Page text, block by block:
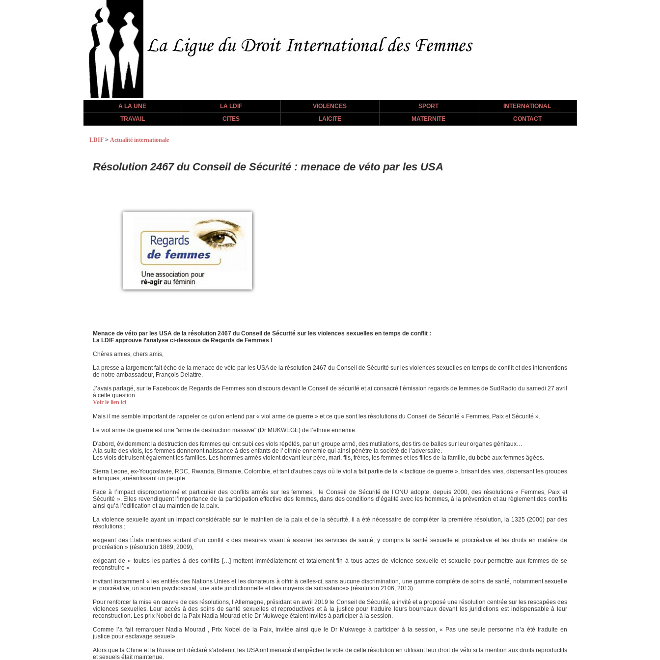
A LA UNE LA LDIF VIOLENCES SPORT
INTERNATIONAL
TRAVAIL
CITES LAICITE MATERNITE CONTACT
LDIF > Actualité internationale
Résolution 2467 du Conseil de Sécurité : menace de véto par les USA
Menace de véto par les USA de la résolution 2467 du Conseil de Sécurité sur les violences sexuelles en temps de conflit :
La LDIF approuve l’analyse ci-dessous de Regards de Femmes !
Chères amies, chers amis,
La presse a largement fait écho de la menace de véto par les USA de la résolution 2467 du Conseil de Sécurité sur les violences sexuelles en temps de conflit et des interventions
de notre ambassadeur, François Delattre.
J’avais partagé, sur le Facebook de Regards de Femmes son discours devant le Conseil de sécurité et ai consacré l’émission regards de femmes de SudRadio du samedi 27 avril
à cette question.
Voir le lien ici
Mais il me semble important de rappeler ce qu’on entend par « viol arme de guerre » et ce que sont les résolutions du Conseil de Sécurité « Femmes, Paix et Sécurité ».
Le viol arme de guerre est une "arme de destruction massive" (Dr MUKWEGE) de l’ethnie ennemie.
D'abord, évidemment la destruction des femmes qui ont subi ces viols répétés, par un groupe armé, des mutilations, des tirs de balles sur leur organes génitaux…
A la suite des viols, les femmes donneront naissance à des enfants de l' ethnie ennemie qui ainsi pénètre la société de l’adversaire.
Les viols détruisent également les familles. Les hommes armés violent devant leur père, mari, fils, frères, les femmes et les filles de la famille, du bébé aux femmes âgées.
Sierra Leone, ex-Yougoslavie, RDC, Rwanda, Birmanie, Colombie, et tant d'autres pays où le viol a fait partie de la « tactique de guerre », brisant des vies, dispersant les groupes
ethniques, anéantissant un peuple.
Face à l’impact disproportionné et particulier des conflits armés sur les femmes, le Conseil de Sécurité de l’ONU adopte, depuis 2000, des résolutions « Femmes, Paix et
Sécurité ». Elles revendiquent l’importance de la participation effective des femmes, dans des conditions d’égalité avec les hommes, à la prévention et au règlement des conflits
ainsi qu’à l’édification et au maintien de la paix.
La violence sexuelle ayant un impact considérable sur le maintien de la paix et de la sécurité, il a été nécessaire de compléter la première résolution, la 1325 (2000) par des
résolutions :
exigeant des États membres sortant d’un conflit « des mesures visant à assurer les services de santé, y compris la santé sexuelle et procréative et les droits en matière de
procréation » (résolution 1889, 2009),
exigeant de « toutes les parties à des conflits […] mettent immédiatement et totalement fin à tous actes de violence sexuelle et sexuelle pour permettre aux femmes de se
reconstruire »
invitant instamment « les entités des Nations Unies et les donateurs à offrir à celles-ci, sans aucune discrimination, une gamme complète de soins de santé́, notamment sexuelle
et procréative, un soutien psychosocial, une aide juridictionnelle et des moyens de subsistance» (résolution 2106, 2013).
Pour renforcer la mise en œuvre de ces résolutions, l’Allemagne, présidant en avril 2019 le Conseil de Sécurité, a invité et a proposé une résolution centrée sur les rescapées des
violences sexuelles. Leur accès à des soins de santé sexuelles et reproductives et à la justice pour traduire leurs bourreaux devant les juridictions est indispensable à leur
reconstruction. Les prix Nobel de la Paix Nadia Mourad et le Dr Mukwege étaient invités à participer à la session.
Comme l’a fait remarquer Nadia Mourad , Prix Nobel de la Paix, invitée ainsi que le Dr Mukwege à participer à la session, « Pas une seule personne n’a été traduite en
justice pour esclavage sexuel».
Alors que la Chine et la Russie ont déclaré s’abstenir, les USA ont menacé d’empêcher le vote de cette résolution en utilisant leur droit de véto si la mention aux droits reproductifs
et sexuels était maintenue.